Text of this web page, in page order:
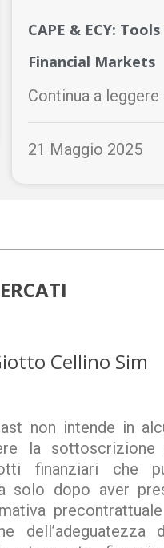
CAPE & ECY:
Financial Markets
Continua a leggere
21 Maggio 2025
Cellino Sim
non intende in
la sottoscrizione
finanziari che
solo dopo aver
dell’adeguatezza